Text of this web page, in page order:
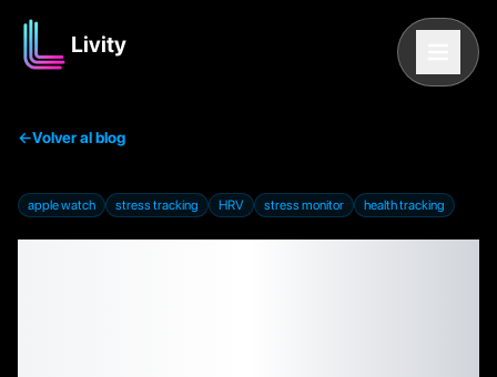
Livity
←Volver al blog
apple watch stress tracking HRV stress monitor health tracking